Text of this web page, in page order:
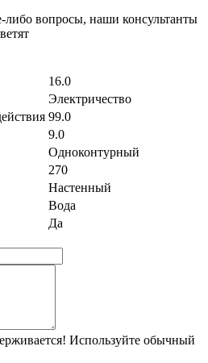
либо вопросы, наши консультанты
16.0
Электричество
99.0
9.0
Одноконтурный
270
Настенный
Вода
Да
Используйте обычный